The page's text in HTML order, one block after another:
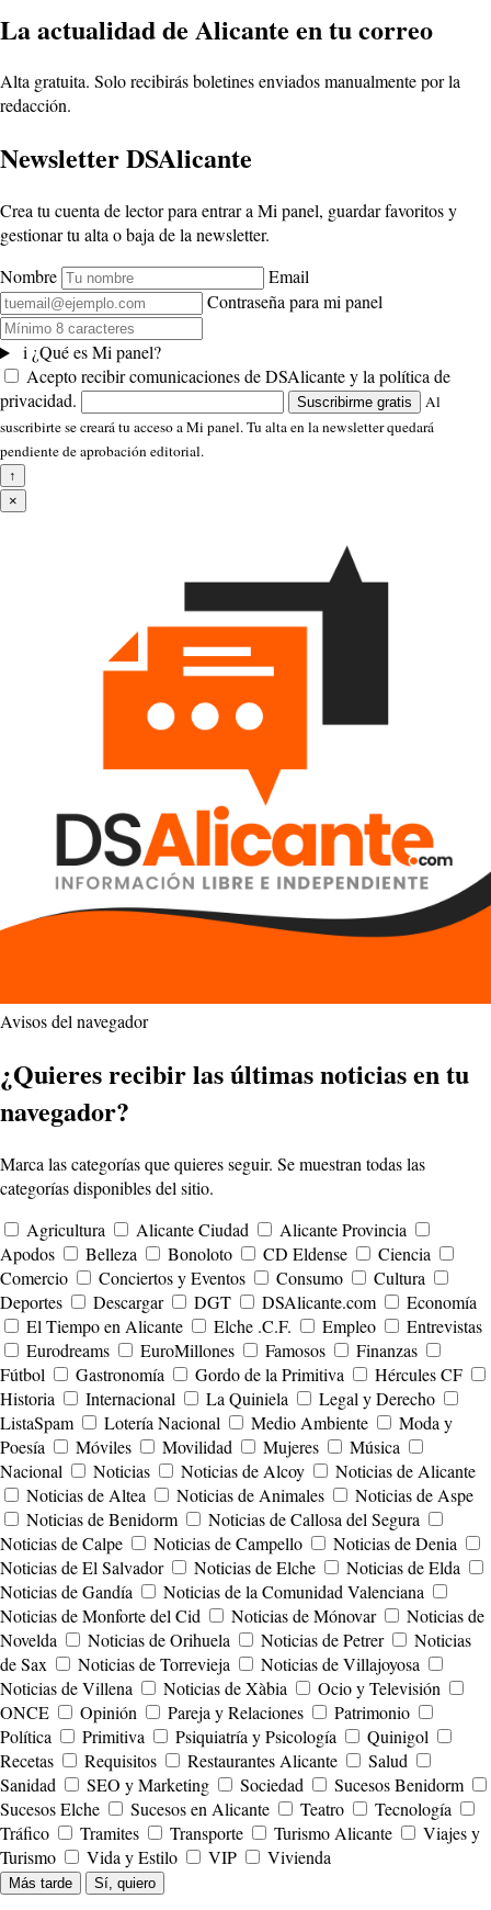
La actualidad de Alicante en tu correo
Alta gratuita. Solo recibirás boletines enviados manualmente por la
redacción.
Newsletter DSAlicante
Crea tu cuenta de lector para entrar a Mi panel, guardar favoritos y
gestionar tu alta o baja de la newsletter.
Nombre
Email
Contraseña para mi panel
i¿Qué es Mi panel?
Acepto recibir comunicaciones de DSAlicante y la política de
privacidad.
Suscribirme gratis
Al
suscribirte se creará tu acceso a Mi panel. Tu alta en la newsletter quedará
pendiente de aprobación editorial.
↑
×
Avisos del navegador
¿Quieres recibir las últimas noticias en tu
navegador?
Marca las categorías que quieres seguir. Se muestran todas las
categorías disponibles del sitio.
Agricultura
Alicante Ciudad
Alicante Provincia
Apodos
Belleza Bonoloto CD Eldense
Ciencia
Comercio
Conciertos y Eventos Consumo
Cultura
Deportes
Descargar DGT DSAlicante.com
Economía
El Tiempo en Alicante
Elche .C.F. Empleo
Entrevistas
Eurodreams
EuroMillones Famosos
Finanzas
Fútbol
Gastronomía Gordo de la Primitiva
Hércules CF
Historia
Internacional La Quiniela
Legal y Derecho
ListaSpam
Lotería Nacional Medio Ambiente
Moda y
Poesía
Móviles Movilidad Mujeres
Música
Nacional
Noticias Noticias de Alcoy
Noticias de Alicante
Noticias de Altea
Noticias de Animales
Noticias de Aspe
Noticias de Benidorm
Noticias de Callosa del Segura
Noticias de Calpe
Noticias de Campello
Noticias de Denia
Noticias de El Salvador
Noticias de Elche
Noticias de Elda
Noticias de Gandía
Noticias de la Comunidad Valenciana
Noticias de Monforte del Cid
Noticias de Mónovar
Noticias de
Novelda
Noticias de Orihuela Noticias de Petrer
Noticias
de Sax
Noticias de Torrevieja
Noticias de Villajoyosa
Noticias de Villena
Noticias de Xàbia
Ocio y Televisión
ONCE
Opinión Pareja y Relaciones
Patrimonio
Política
Primitiva Psiquiatría y Psicología
Quinigol
Recetas
Requisitos Restaurantes Alicante
Salud
Sanidad
SEO y Marketing Sociedad
Sucesos Benidorm
Sucesos Elche
Sucesos en Alicante Teatro
Tecnología
Tráfico
Tramites Transporte Turismo Alicante
Viajes y
Turismo
Vida y Estilo VIP Vivienda
Más tarde Sí, quiero